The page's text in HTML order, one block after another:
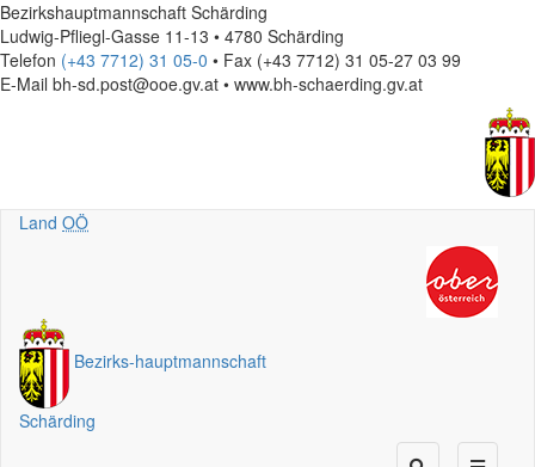
Bezirkshauptmannschaft Schärding
Ludwig-Pfliegl-Gasse 11-13 • 4780 Schärding
Telefon (+43 7712) 31 05-0 • Fax (+43 7712) 31 05-27 03 99
E-Mail bh-sd.post@ooe.gv.at • www.bh-schaerding.gv.at
Land OÖ
Bezirks-hauptmannschaft
Schärding